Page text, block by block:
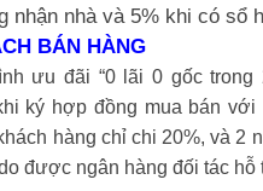
nhận nhà và 5% khi có sổ
BÁN HÀNG
ưu đãi “0 lãi 0 gốc trong
ký hợp đồng mua bán với
hàng chỉ chi 20%, và 2
được ngân hàng đối tác hỗ